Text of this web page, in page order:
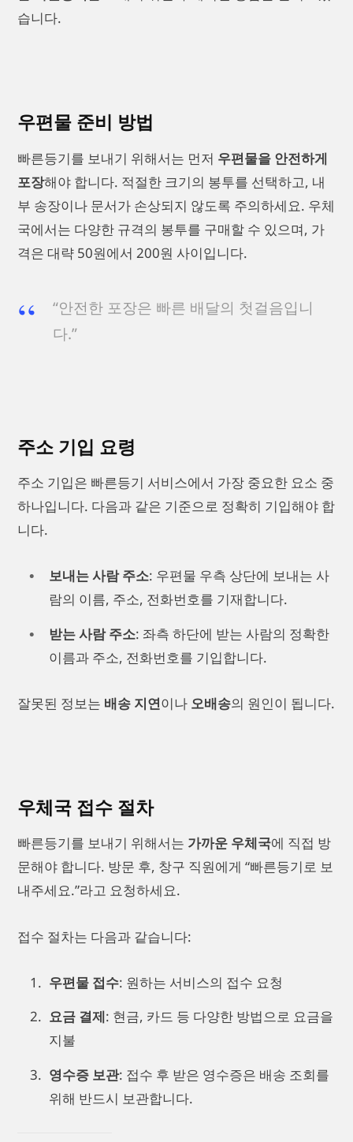
습니다.
우편물 준비 방법
빠른등기를 보내기 위해서는 먼저 우편물을 안전하게
포장해야 합니다. 적절한 크기의 봉투를 선택하고, 내
부 송장이나 문서가 손상되지 않도록 주의하세요. 우체
국에서는 다양한 규격의 봉투를 구매할 수 있으며, 가
격은 대략 50원에서 200원 사이입니다.
“안전한 포장은 빠른 배달의 첫걸음입니
다.”
주소 기입 요령
주소 기입은 빠른등기 서비스에서 가장 중요한 요소 중
하나입니다. 다음과 같은 기준으로 정확히 기입해야 합
니다.
보내는 사람 주소: 우편물 우측 상단에 보내는 사
람의 이름, 주소, 전화번호를 기재합니다.
받는 사람 주소: 좌측 하단에 받는 사람의 정확한
이름과 주소, 전화번호를 기입합니다.
잘못된 정보는 배송 지연이나 오배송의 원인이 됩니다.
우체국 접수 절차
빠른등기를 보내기 위해서는 가까운 우체국에 직접 방
문해야 합니다. 방문 후, 창구 직원에게 “빠른등기로 보
내주세요.”라고 요청하세요.
접수 절차는 다음과 같습니다:
우편물 접수: 원하는 서비스의 접수 요청
요금 결제: 현금, 카드 등 다양한 방법으로 요금을
지불
영수증 보관: 접수 후 받은 영수증은 배송 조회를
위해 반드시 보관합니다.